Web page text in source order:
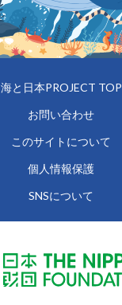
海と日本PROJECT TOP
お問い合わせ
このサイトについて
個人情報保護
SNSについて